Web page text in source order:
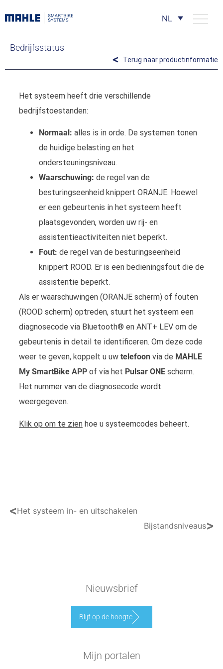
NL
Bedrijfsstatus
Terug naar productinformatie
Het systeem heeft drie verschillende
bedrijfstoestanden:
Normaal: alles is in orde. De systemen tonen
de huidige belasting en het
ondersteuningsniveau.
Waarschuwing: de regel van de
besturingseenheid knippert ORANJE. Hoewel
er een gebeurtenis in het systeem heeft
plaatsgevonden, worden uw rij- en
assistentieactiviteiten niet beperkt.
Fout: de regel van de besturingseenheid
knippert ROOD. Er is een bedieningsfout die de
assistentie beperkt.
Als er waarschuwingen (ORANJE scherm) of fouten
(ROOD scherm) optreden, stuurt het systeem een
diagnosecode via Bluetooth® en ANT+ LEV om de
gebeurtenis in detail te identificeren. Om deze code
weer te geven, koppelt u uw telefoonvia de MAHLE
My SmartBike APPof via het Pulsar ONEscherm.
Het nummer van de diagnosecode wordt
weergegeven.
Klik op om te zienhoe u systeemcodes beheert.
<Het systeem in- en uitschakelen
Bijstandsniveaus>
Nieuwsbrief
Blijf op de hoogte
Mijn portalen